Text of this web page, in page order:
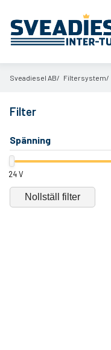
Sveadiesel AB Filtersystem
Filter
Spänning
24 V
Nollställ filter